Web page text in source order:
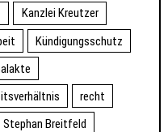
Kanzlei Kreutzer
Kündigungsschutz
recht
Stephan Breitfeld